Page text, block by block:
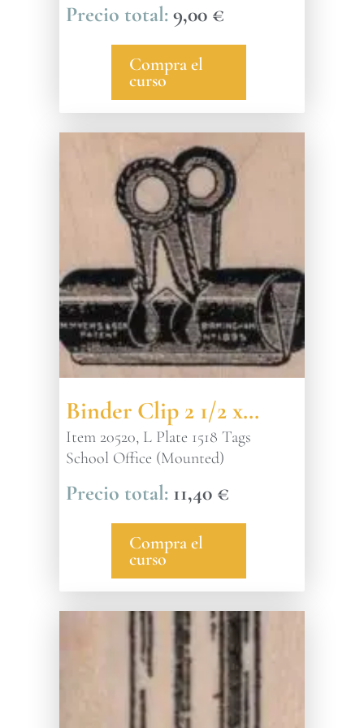
9,00 €
Compra el
curso
Binder Clip 2 1/2 x…
Item 20520, L Plate 1518 Tags
School Office (Mounted)
11,40 €
Compra el
curso